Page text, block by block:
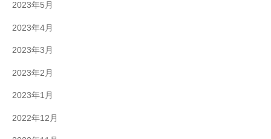
2023年5月
2023年4月
2023年3月
2023年2月
2023年1月
2022年12月